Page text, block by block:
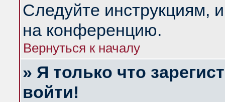
Следуйте инструкциям,
на конференцию.
Вернуться к началу
» Я только что
войти!